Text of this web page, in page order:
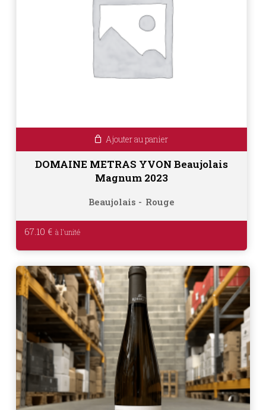
Ajouter au panier
DOMAINE METRAS YVON Beaujolais
Magnum 2023
Beaujolais Rouge
67.10 €